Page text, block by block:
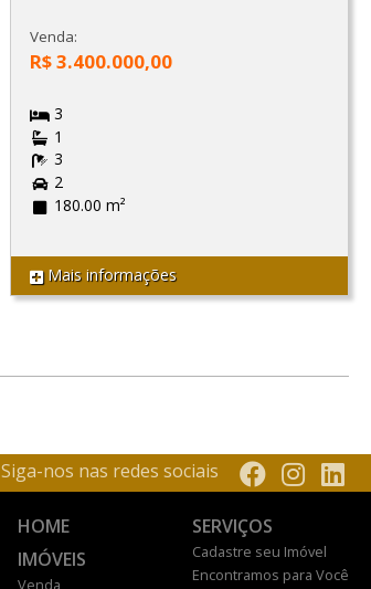
Venda:
R$ 3.400.000,00
3
1
3
2
180.00 m²
Mais informações
Siga-nos nas redes sociais
HOME
IMÓVEIS
Venda
SERVIÇOS
Cadastre seu Imóvel
Encontramos para Você